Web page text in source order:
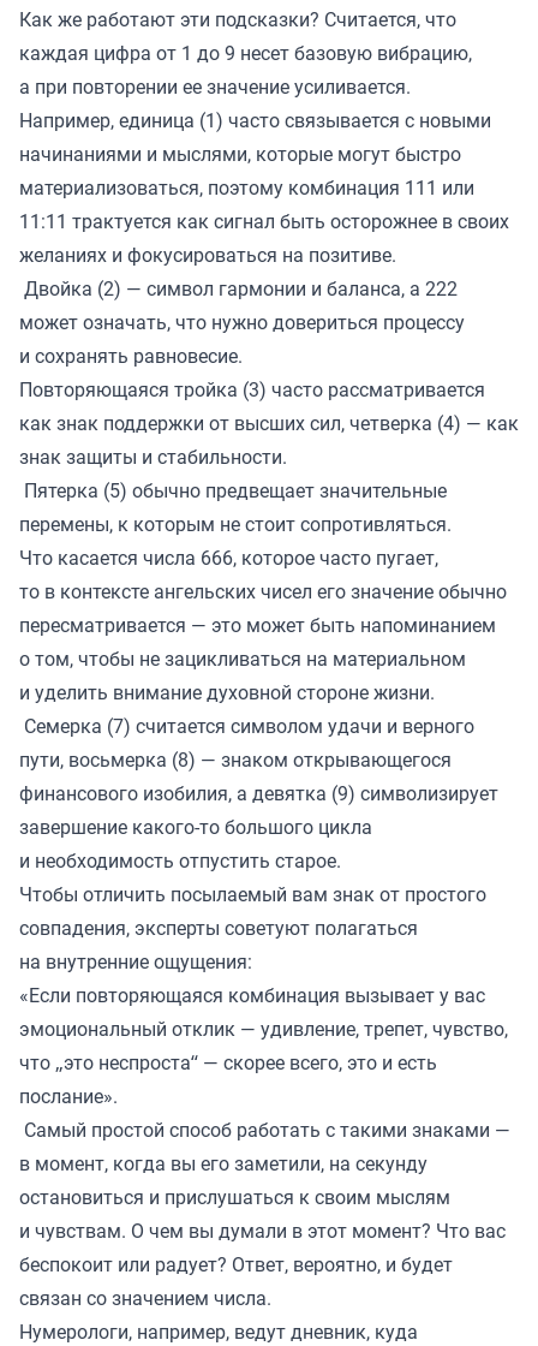
Как же работают эти подсказки? Считается, что
каждая цифра от 1 до 9 несет базовую вибрацию,
а при повторении ее значение усиливается.
Например, единица (1) часто связывается с новыми
начинаниями и мыслями, которые могут быстро
материализоваться, поэтому комбинация 111 или
11:11 трактуется как сигнал быть осторожнее в своих
желаниях и фокусироваться на позитиве.
Двойка (2) — символ гармонии и баланса, а 222
может означать, что нужно довериться процессу
и сохранять равновесие.
Повторяющаяся тройка (3) часто рассматривается
как знак поддержки от высших сил, четверка (4) — как
знак защиты и стабильности.
Пятерка (5) обычно предвещает значительные
перемены, к которым не стоит сопротивляться.
Что касается числа 666, которое часто пугает,
то в контексте ангельских чисел его значение обычно
пересматривается — это может быть напоминанием
о том, чтобы не зацикливаться на материальном
и уделить внимание духовной стороне жизни.
Семерка (7) считается символом удачи и верного
пути, восьмерка (8) — знаком открывающегося
финансового изобилия, а девятка (9) символизирует
завершение какого-то большого цикла
и необходимость отпустить старое.
Чтобы отличить посылаемый вам знак от простого
совпадения, эксперты советуют полагаться
на внутренние ощущения:
«Если повторяющаяся комбинация вызывает у вас
эмоциональный отклик — удивление, трепет, чувство,
что „это неспроста“ — скорее всего, это и есть
послание».
Самый простой способ работать с такими знаками —
в момент, когда вы его заметили, на секунду
остановиться и прислушаться к своим мыслям
и чувствам. О чем вы думали в этот момент? Что вас
беспокоит или радует? Ответ, вероятно, и будет
связан со значением числа.
Нумерологи, например, ведут дневник, куда